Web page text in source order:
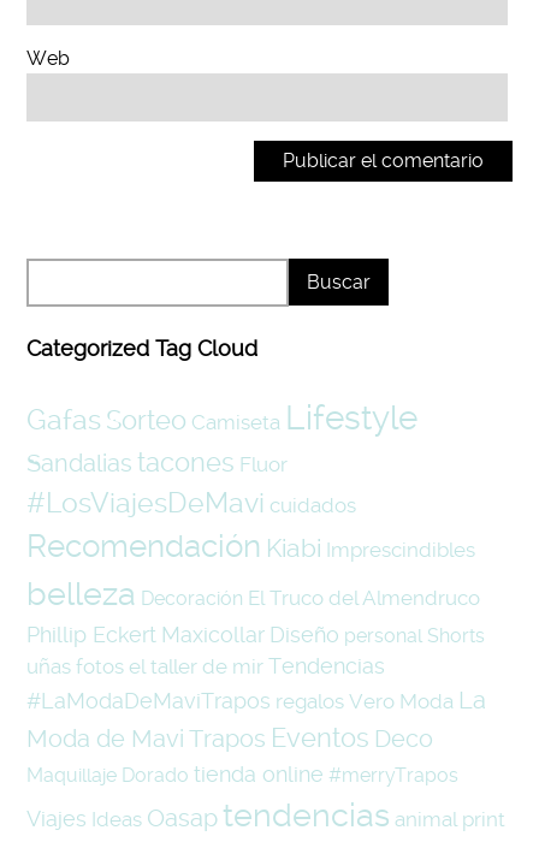
Web
Categorized Tag Cloud
Gafas Sorteo Camiseta Lifestyle
Sandalias tacones Fluor
#LosViajesDeMavi cuidados
Recomendación Kiabi Imprescindibles
belleza Decoración El Truco del Almendruco
Phillip Eckert Maxicollar Diseño personal Shorts
uñas fotos el taller de mir Tendencias
#LaModaDeMaviTrapos regalos Vero Moda La
Moda de Mavi Trapos Eventos Deco
Maquillaje Dorado tienda online #merryTrapos
Viajes Ideas Oasap tendencias animal print